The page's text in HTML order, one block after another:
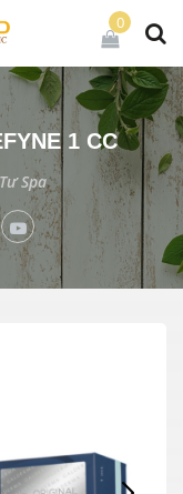
0
1 CC
Spa